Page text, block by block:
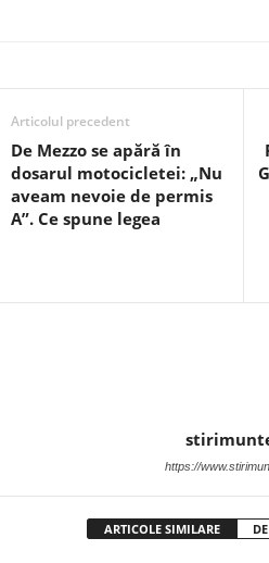
Articolul precedent
De Mezzo se apără în
dosarul motocicletei: „Nu
aveam nevoie de permis
A”. Ce spune legea
https://
ARTICOLE SIMILARE